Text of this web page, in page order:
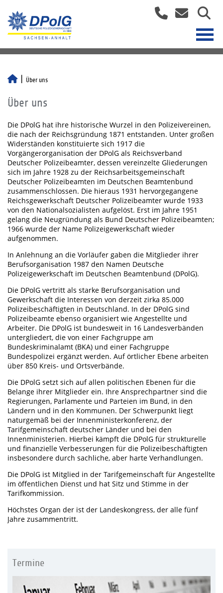
Über uns
Über uns
Die DPolG hat ihre historische Wurzel in den Polizeivereinen,
die nach der Reichsgründung 1871 entstanden. Unter großen
Widerständen konstituierte sich 1917 die
Vorgängerorganisation der DPolG als Reichsverband
Deutscher Polizeibeamter, dessen vereinzelte Gliederungen
sich im Jahre 1928 zu der Reichsarbeitsgemeinschaft
Deutscher Polizeibeamten im Deutschen Beamtenbund
zusammenschlossen. Die hieraus 1931 hervorgegangene
Reichsgewerkschaft Deutscher Polizeibeamter wurde 1933
von den Nationalsozialisten aufgelöst. Erst im Jahre 1951
gelang die Neugründung als Bund Deutscher Polizeibeamten;
1966 wurde der Name Polizeigewerkschaft wieder
aufgenommen.
In Anlehnung an die Vorläufer gaben die Mitglieder ihrer
Berufsorganisation 1987 den Namen Deutsche
Polizeigewerkschaft im Deutschen Beamtenbund (DPolG).
Die DPolG vertritt als starke Berufsorganisation und
Gewerkschaft die Interessen von derzeit zirka 85.000
Polizeibeschäftigten in Deutschland. In der DPolG sind
Polizeibeamte ebenso organisiert wie Angestellte und
Arbeiter. Die DPolG ist bundesweit in 16 Landesverbänden
untergliedert, die von einer Fachgruppe am
Bundeskriminalamt (BKA) und einer Fachgruppe
Bundespolizei ergänzt werden. Auf örtlicher Ebene arbeiten
über 850 Kreis- und Ortsverbände.
Die DPolG setzt sich auf allen politischen Ebenen für die
Belange ihrer Mitglieder ein. Ihre Ansprechpartner sind die
Regierungen, Parlamente und Parteien im Bund, in den
Ländern und in den Kommunen. Der Schwerpunkt liegt
naturgemäß bei der Innenministerkonferenz, der
Tarifgemeinschaft deutscher Länder und bei den
Innenministerien. Hierbei kämpft die DPolG für strukturelle
und finanzielle Verbesserungen für die Polizeibeschäftigten
insbesondere durch sachliche, aber harte Verhandlungen.
Die DPolG ist Mitglied in der Tarifgemeinschaft für Angestellte
im öffentlichen Dienst und hat Sitz und Stimme in der
Tarifkommission.
Höchstes Organ der ist der Landeskongress, der alle fünf
Jahre zusammentritt.
Termine